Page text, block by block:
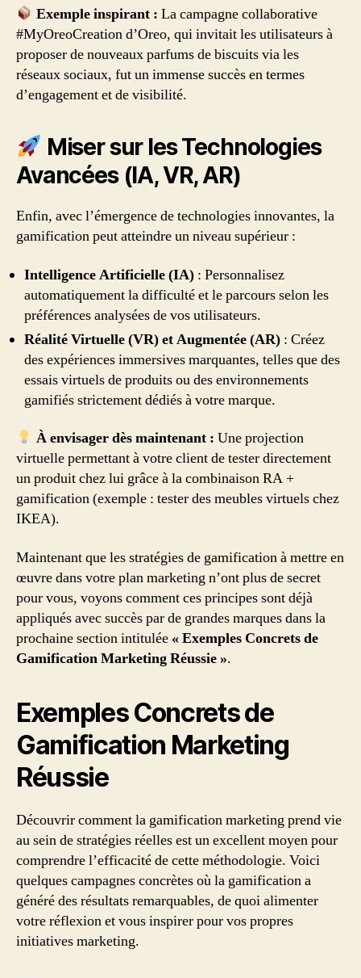
Exemple inspirant : La campagne collaborative
#MyOreoCreation d’Oreo, qui invitait les utilisateurs à
proposer de nouveaux parfums de biscuits via les
réseaux sociaux, fut un immense succès en termes
d’engagement et de visibilité.
Miser sur les Technologies
Avancées (IA, VR, AR)
Enfin, avec l’émergence de technologies innovantes, la
gamification peut atteindre un niveau supérieur :
Intelligence Artificielle (IA) : Personnalisez
automatiquement la difficulté et le parcours selon les
préférences analysées de vos utilisateurs.
Réalité Virtuelle (VR) et Augmentée (AR) : Créez
des expériences immersives marquantes, telles que des
essais virtuels de produits ou des environnements
gamifiés strictement dédiés à votre marque.
À envisager dès maintenant : Une projection
virtuelle permettant à votre client de tester directement
un produit chez lui grâce à la combinaison RA +
gamification (exemple : tester des meubles virtuels chez
IKEA).
Maintenant que les stratégies de gamification à mettre en
œuvre dans votre plan marketing n’ont plus de secret
pour vous, voyons comment ces principes sont déjà
appliqués avec succès par de grandes marques dans la
prochaine section intitulée « Exemples Concrets de
Gamification Marketing Réussie ».
Exemples Concrets de
Gamification Marketing
Réussie
Découvrir comment la gamification marketing prend vie
au sein de stratégies réelles est un excellent moyen pour
comprendre l’efficacité de cette méthodologie. Voici
quelques campagnes concrètes où la gamification a
généré des résultats remarquables, de quoi alimenter
votre réflexion et vous inspirer pour vos propres
initiatives marketing.